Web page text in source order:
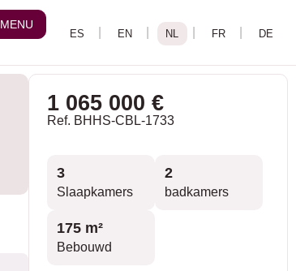
MENU
1 065 000 €
Ref. BHHS-CBL-1733
3
Slaapkamers
2
badkamers
175 m²
Bebouwd